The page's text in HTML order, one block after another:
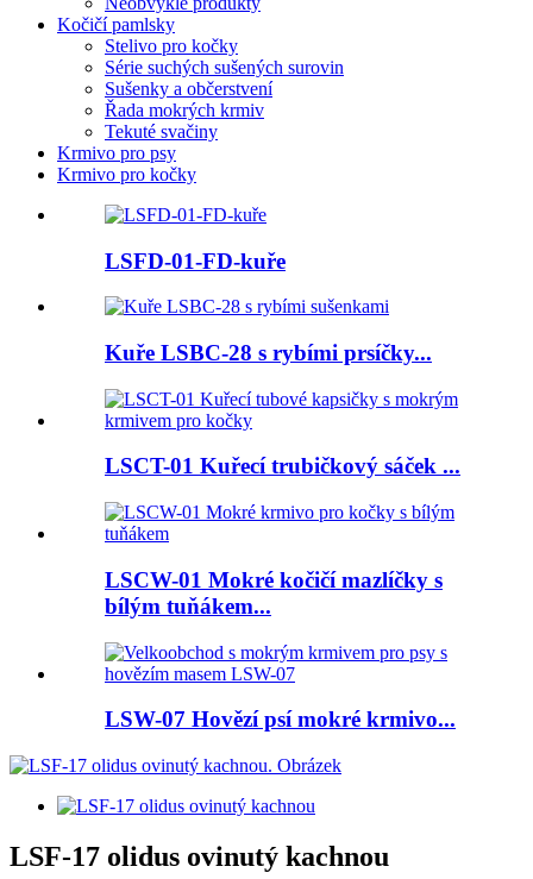
Kočičí pamlsky
Stelivo pro kočky
Série suchých sušených surovin
Sušenky a občerstvení
Řada mokrých krmiv
Tekuté svačiny
Krmivo pro psy
Krmivo pro kočky
LSFD-01-FD-kuře
Kuře LSBC-28 s rybími prsíčky...
LSCT-01 Kuřecí trubičkový sáček ...
LSCW-01 Mokré kočičí mazlíčky s
bílým tuňákem...
LSW-07 Hovězí psí mokré krmivo...
LSF-17 olidus ovinutý kachnou